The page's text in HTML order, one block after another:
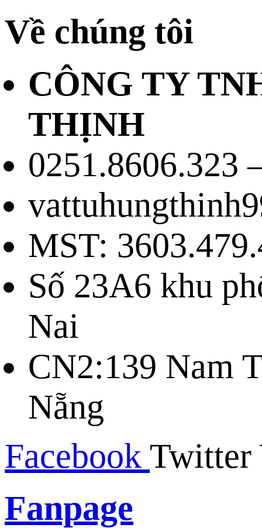
Về chúng tôi
CÔNG TY
THỊNH
0251.8606.323
MST:
Số 23A6 khu
Nai
CN2:139 Nam
Nẵng
Facebook Twitter
Fanpage